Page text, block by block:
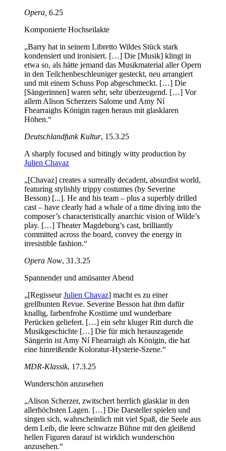
Opera, 6.25
Komponierte Hochseilakte
„Barry hat in seinem Libretto Wildes Stück stark
kondensiert und ironisiert. […] Die [Musik] klingt in
etwa so, als hätte jemand das Musikmaterial aller Opern
in den Teilchenbeschleuniger gesteckt, neu arrangiert
und mit einem Schuss Pop abgeschmeckt. […] Die
[Sängerinnen] waren sehr, sehr überzeugend. […] Vor
allem Alison Scherzers Salome und Amy Ní
Fhearraighs Königin ragen heraus mit glasklaren
Höhen.“
Deutschlandfunk Kultur, 15.3.25
A sharply focused and bitingly witty production by
Julien Chavaz
„[Chavaz] creates a surreally decadent, absurdist world,
featuring stylishly trippy costumes (by Severine
Besson) [...]. He and his team – plus a superbly drilled
cast – have clearly had a whale of a time diving into the
composer’s characteristically anarchic vision of Wilde’s
play. […] Theater Magdeburg’s cast, brilliantly
committed across the board, convey the energy in
irresistible fashion.“
Opera Now, 31.3.25
Spannender und amüsanter Abend
„[RegisseurJulien Chavaz] macht es zu einer
grellbunten Revue. Severine Besson hat ihm dafür
knallig, farbenfrohe Kostüme und wunderbare
Perücken geliefert. […] ein sehr kluger Ritt durch die
Musikgeschichte […] Die für mich herausragende
Sängerin ist Amy Ní Fhearraigh als Königin, die hat
eine hinreißende Koloratur-Hysterie-Szene.“
MDR-Klassik, 17.3.25
Wunderschön anzusehen
„Alison Scherzer, zwitschert herrlich glasklar in den
allerhöchsten Lagen. […] Die Darsteller spielen und
singen sich, wahrscheinlich mit viel Spaß, die Seele aus
dem Leib, die leere schwarze Bühne mit den gleißend
hellen Figuren darauf ist wirklich wunderschön
anzusehen.“